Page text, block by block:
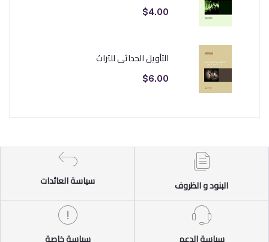
$4.00
التأويل الحداثي للتراث
$6.00
البنود و الظروف سياسة العائدات